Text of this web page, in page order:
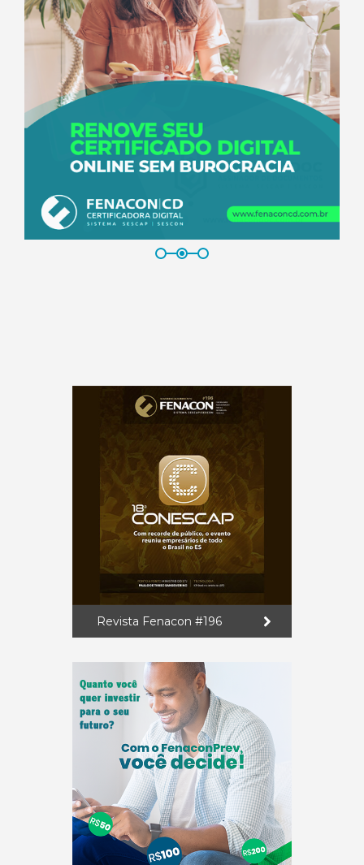
Revista Fenacon #196